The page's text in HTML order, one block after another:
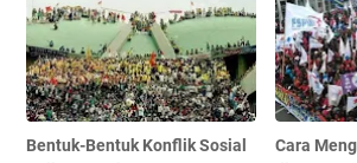
Bentuk-Bentuk Konflik Sosial
Cara